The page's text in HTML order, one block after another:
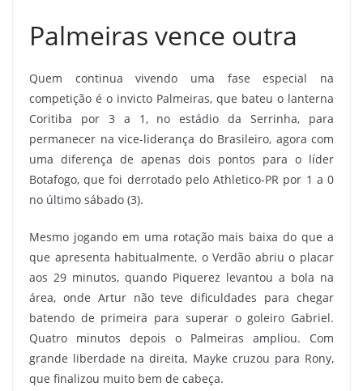
Palmeiras vence outra
Quem continua vivendo uma fase especial na
competição é o invicto Palmeiras, que bateu o lanterna
Coritiba por 3 a 1, no estádio da Serrinha, para
permanecer na vice-liderança do Brasileiro, agora com
uma diferença de apenas dois pontos para o líder
Botafogo, que foi derrotado pelo Athletico-PR por 1 a 0
no último sábado (3).
Mesmo jogando em uma rotação mais baixa do que a
que apresenta habitualmente, o Verdão abriu o placar
aos 29 minutos, quando Piquerez levantou a bola na
área, onde Artur não teve dificuldades para chegar
batendo de primeira para superar o goleiro Gabriel.
Quatro minutos depois o Palmeiras ampliou. Com
grande liberdade na direita, Mayke cruzou para Rony,
que finalizou muito bem de cabeça.